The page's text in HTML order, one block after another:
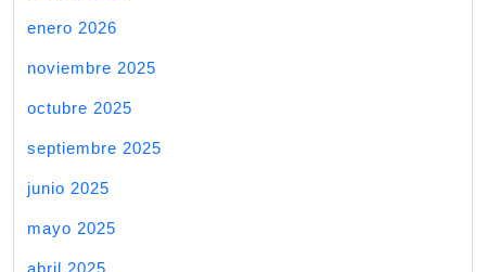
enero 2026
noviembre 2025
octubre 2025
septiembre 2025
junio 2025
mayo 2025
abril 2025